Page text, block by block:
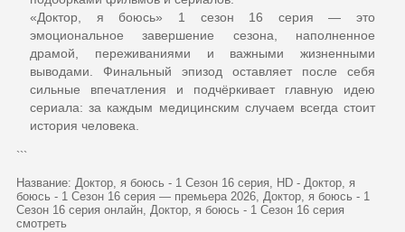
«Доктор, я боюсь» 1 сезон 16 серия — это
эмоциональное завершение сезона, наполненное
драмой, переживаниями и важными жизненными
выводами. Финальный эпизод оставляет после себя
сильные впечатления и подчёркивает главную идею
сериала: за каждым медицинским случаем всегда стоит
история человека.
```
Название: Доктор, я боюсь - 1 Сезон 16 серия, HD - Доктор, я
боюсь - 1 Сезон 16 серия — премьера 2026, Доктор, я боюсь - 1
Сезон 16 серия онлайн, Доктор, я боюсь - 1 Сезон 16 серия
смотреть